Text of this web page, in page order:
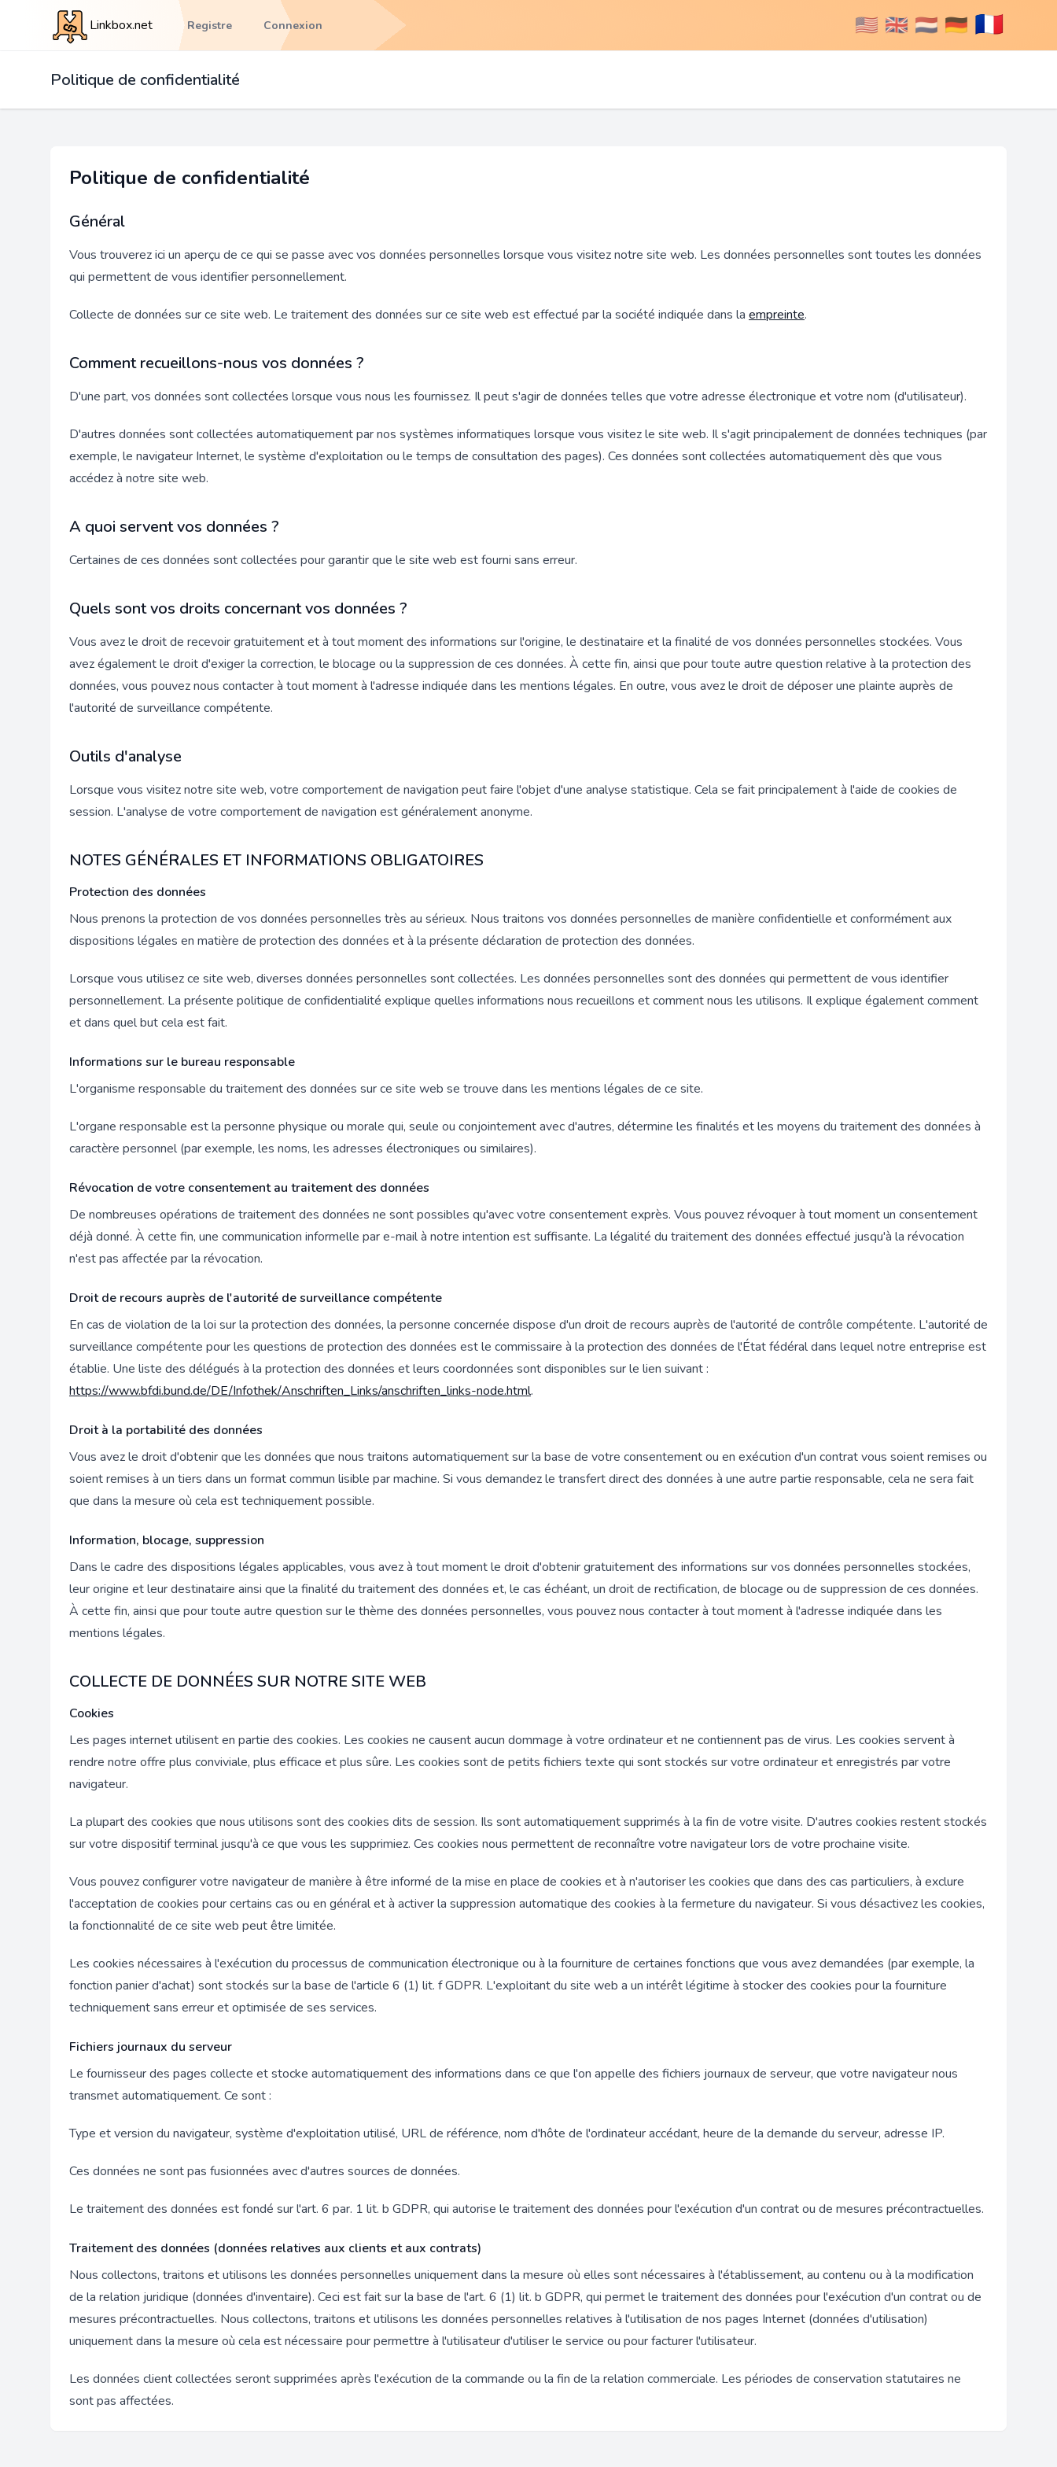
Linkbox.net Registre Connexion 🇺🇸 🇬🇧 🇳🇱 🇩🇪 🇫🇷
Politique de confidentialité
Politique de confidentialité
Général
Vous trouverez ici un aperçu de ce qui se passe avec vos données personnelles lorsque vous visitez notre site web. Les données personnelles sont toutes les données
qui permettent de vous identifier personnellement.
Collecte de données sur ce site web. Le traitement des données sur ce site web est effectué par la société indiquée dans la empreinte.
Comment recueillons-nous vos données ?
D'une part, vos données sont collectées lorsque vous nous les fournissez. Il peut s'agir de données telles que votre adresse électronique et votre nom (d'utilisateur).
D'autres données sont collectées automatiquement par nos systèmes informatiques lorsque vous visitez le site web. Il s'agit principalement de données techniques (par
exemple, le navigateur Internet, le système d'exploitation ou le temps de consultation des pages). Ces données sont collectées automatiquement dès que vous
accédez à notre site web.
A quoi servent vos données ?
Certaines de ces données sont collectées pour garantir que le site web est fourni sans erreur.
Quels sont vos droits concernant vos données ?
Vous avez le droit de recevoir gratuitement et à tout moment des informations sur l'origine, le destinataire et la finalité de vos données personnelles stockées. Vous
avez également le droit d'exiger la correction, le blocage ou la suppression de ces données. À cette fin, ainsi que pour toute autre question relative à la protection des
données, vous pouvez nous contacter à tout moment à l'adresse indiquée dans les mentions légales. En outre, vous avez le droit de déposer une plainte auprès de
l'autorité de surveillance compétente.
Outils d'analyse
Lorsque vous visitez notre site web, votre comportement de navigation peut faire l'objet d'une analyse statistique. Cela se fait principalement à l'aide de cookies de
session. L'analyse de votre comportement de navigation est généralement anonyme.
NOTES GÉNÉRALES ET INFORMATIONS OBLIGATOIRES
Protection des données
Nous prenons la protection de vos données personnelles très au sérieux. Nous traitons vos données personnelles de manière confidentielle et conformément aux
dispositions légales en matière de protection des données et à la présente déclaration de protection des données.
Lorsque vous utilisez ce site web, diverses données personnelles sont collectées. Les données personnelles sont des données qui permettent de vous identifier
personnellement. La présente politique de confidentialité explique quelles informations nous recueillons et comment nous les utilisons. Il explique également comment
et dans quel but cela est fait.
Informations sur le bureau responsable
L'organisme responsable du traitement des données sur ce site web se trouve dans les mentions légales de ce site.
L'organe responsable est la personne physique ou morale qui, seule ou conjointement avec d'autres, détermine les finalités et les moyens du traitement des données à
caractère personnel (par exemple, les noms, les adresses électroniques ou similaires).
Révocation de votre consentement au traitement des données
De nombreuses opérations de traitement des données ne sont possibles qu'avec votre consentement exprès. Vous pouvez révoquer à tout moment un consentement
déjà donné. À cette fin, une communication informelle par e-mail à notre intention est suffisante. La légalité du traitement des données effectué jusqu'à la révocation
n'est pas affectée par la révocation.
Droit de recours auprès de l'autorité de surveillance compétente
En cas de violation de la loi sur la protection des données, la personne concernée dispose d'un droit de recours auprès de l'autorité de contrôle compétente. L'autorité de
surveillance compétente pour les questions de protection des données est le commissaire à la protection des données de l'État fédéral dans lequel notre entreprise est
établie. Une liste des délégués à la protection des données et leurs coordonnées sont disponibles sur le lien suivant :
https://www.bfdi.bund.de/DE/Infothek/Anschriften_Links/anschriften_links-node.html.
Droit à la portabilité des données
Vous avez le droit d'obtenir que les données que nous traitons automatiquement sur la base de votre consentement ou en exécution d'un contrat vous soient remises ou
soient remises à un tiers dans un format commun lisible par machine. Si vous demandez le transfert direct des données à une autre partie responsable, cela ne sera fait
que dans la mesure où cela est techniquement possible.
Information, blocage, suppression
Dans le cadre des dispositions légales applicables, vous avez à tout moment le droit d'obtenir gratuitement des informations sur vos données personnelles stockées,
leur origine et leur destinataire ainsi que la finalité du traitement des données et, le cas échéant, un droit de rectification, de blocage ou de suppression de ces données.
À cette fin, ainsi que pour toute autre question sur le thème des données personnelles, vous pouvez nous contacter à tout moment à l'adresse indiquée dans les
mentions légales.
COLLECTE DE DONNÉES SUR NOTRE SITE WEB
Cookies
Les pages internet utilisent en partie des cookies. Les cookies ne causent aucun dommage à votre ordinateur et ne contiennent pas de virus. Les cookies servent à
rendre notre offre plus conviviale, plus efficace et plus sûre. Les cookies sont de petits fichiers texte qui sont stockés sur votre ordinateur et enregistrés par votre
navigateur.
La plupart des cookies que nous utilisons sont des cookies dits de session. Ils sont automatiquement supprimés à la fin de votre visite. D'autres cookies restent stockés
sur votre dispositif terminal jusqu'à ce que vous les supprimiez. Ces cookies nous permettent de reconnaître votre navigateur lors de votre prochaine visite.
Vous pouvez configurer votre navigateur de manière à être informé de la mise en place de cookies et à n'autoriser les cookies que dans des cas particuliers, à exclure
l'acceptation de cookies pour certains cas ou en général et à activer la suppression automatique des cookies à la fermeture du navigateur. Si vous désactivez les cookies,
la fonctionnalité de ce site web peut être limitée.
Les cookies nécessaires à l'exécution du processus de communication électronique ou à la fourniture de certaines fonctions que vous avez demandées (par exemple, la
fonction panier d'achat) sont stockés sur la base de l'article 6 (1) lit. f GDPR. L'exploitant du site web a un intérêt légitime à stocker des cookies pour la fourniture
techniquement sans erreur et optimisée de ses services.
Fichiers journaux du serveur
Le fournisseur des pages collecte et stocke automatiquement des informations dans ce que l'on appelle des fichiers journaux de serveur, que votre navigateur nous
transmet automatiquement. Ce sont :
Type et version du navigateur, système d'exploitation utilisé, URL de référence, nom d'hôte de l'ordinateur accédant, heure de la demande du serveur, adresse IP.
Ces données ne sont pas fusionnées avec d'autres sources de données.
Le traitement des données est fondé sur l'art. 6 par. 1 lit. b GDPR, qui autorise le traitement des données pour l'exécution d'un contrat ou de mesures précontractuelles.
Traitement des données (données relatives aux clients et aux contrats)
Nous collectons, traitons et utilisons les données personnelles uniquement dans la mesure où elles sont nécessaires à l'établissement, au contenu ou à la modification
de la relation juridique (données d'inventaire). Ceci est fait sur la base de l'art. 6 (1) lit. b GDPR, qui permet le traitement des données pour l'exécution d'un contrat ou de
mesures précontractuelles. Nous collectons, traitons et utilisons les données personnelles relatives à l'utilisation de nos pages Internet (données d'utilisation)
uniquement dans la mesure où cela est nécessaire pour permettre à l'utilisateur d'utiliser le service ou pour facturer l'utilisateur.
Les données client collectées seront supprimées après l'exécution de la commande ou la fin de la relation commerciale. Les périodes de conservation statutaires ne
sont pas affectées.